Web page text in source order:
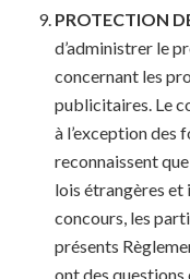
PROTECTION
d’administrer le
concernant les
publicitaires. Le
à l’exception des
reconnaissent
lois étrangères et
concours, les
présents
ont des